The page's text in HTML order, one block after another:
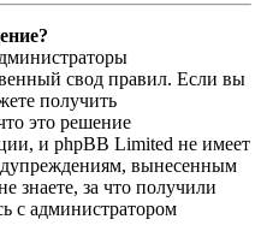
свод правил. Если вы
получить
это решение
и phpBB Limited не имеет
вынесенным
знаете, за что получили
с администратором